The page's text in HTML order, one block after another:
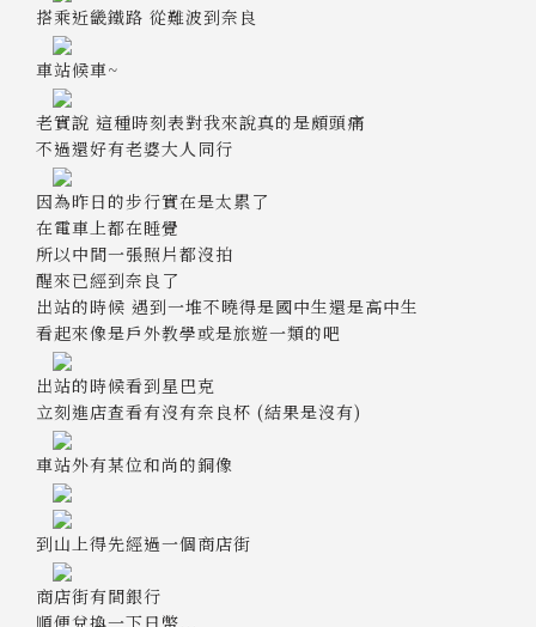
搭乘近畿鐵路 從難波到奈良
車站候車~
老實說 這種時刻表對我來說真的是頗頭痛
不過還好有老婆大人同行
因為昨日的步行實在是太累了
在電車上都在睡覺
所以中間一張照片都沒拍
醒來已經到奈良了
出站的時候 遇到一堆不曉得是國中生還是高中生
看起來像是戶外教學或是旅遊一類的吧
出站的時候看到星巴克
立刻進店查看有沒有奈良杯 (結果是沒有)
車站外有某位和尚的銅像
到山上得先經過一個商店街
商店街有間銀行
順便兌換一下日幣...